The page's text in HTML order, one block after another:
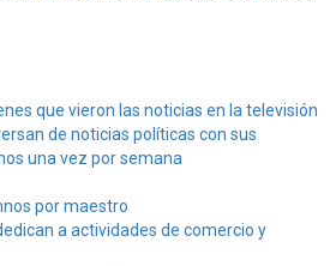
que vieron las noticias en la televisión
de noticias políticas con sus
una vez por semana
por maestro
a actividades de comercio y